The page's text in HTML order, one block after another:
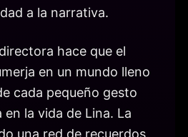
a la narrativa.
hace que el
en un mundo lleno
cada pequeño gesto
la vida de Lina. La
una red de recuerdos,